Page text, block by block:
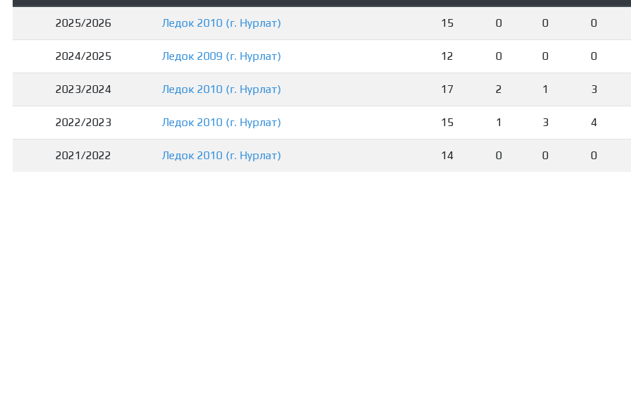
2025/2026 Ледок 2010 (г. Нурлат) 15 0 0 0
2024/2025 Ледок 2009 (г. Нурлат) 12 0 0 0
2023/2024 Ледок 2010 (г. Нурлат) 17 2 1 3
2022/2023 Ледок 2010 (г. Нурлат) 15 1 3 4
2021/2022 Ледок 2010 (г. Нурлат) 14 0 0 0